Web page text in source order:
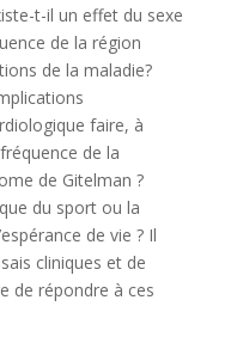
t-il un effet du sexe
de la région
de la maladie?
faire, à
de la
de Gitelman ?
du sport ou la
de vie ? Il
cliniques et de
de répondre à ces